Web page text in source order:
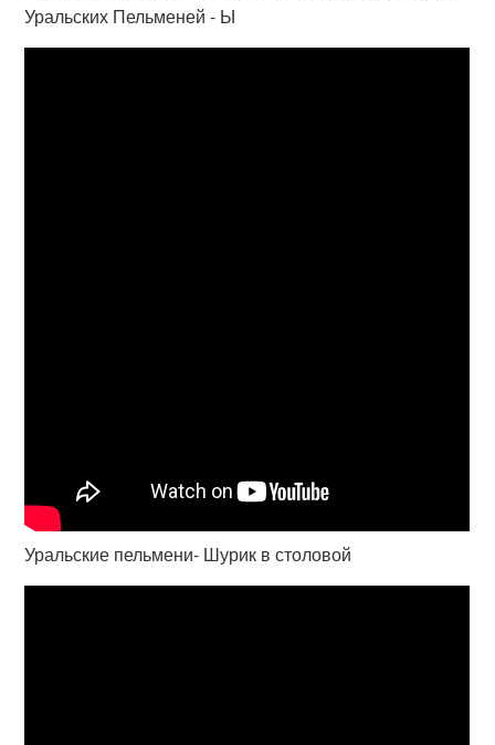
Уральских Пельменей - Ы
Уральские пельмени- Шурик в столовой